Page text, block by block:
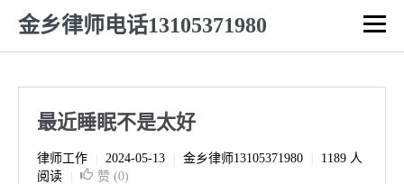
金乡律师电话13105371980
最近睡眠不是太好
律师工作 2024-05-13 金乡律师13105371980
1189 人
阅读
赞 (0)